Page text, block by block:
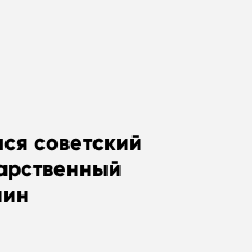
советский